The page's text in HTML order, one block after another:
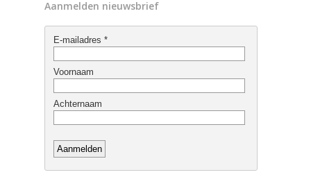
Aanmelden nieuwsbrief